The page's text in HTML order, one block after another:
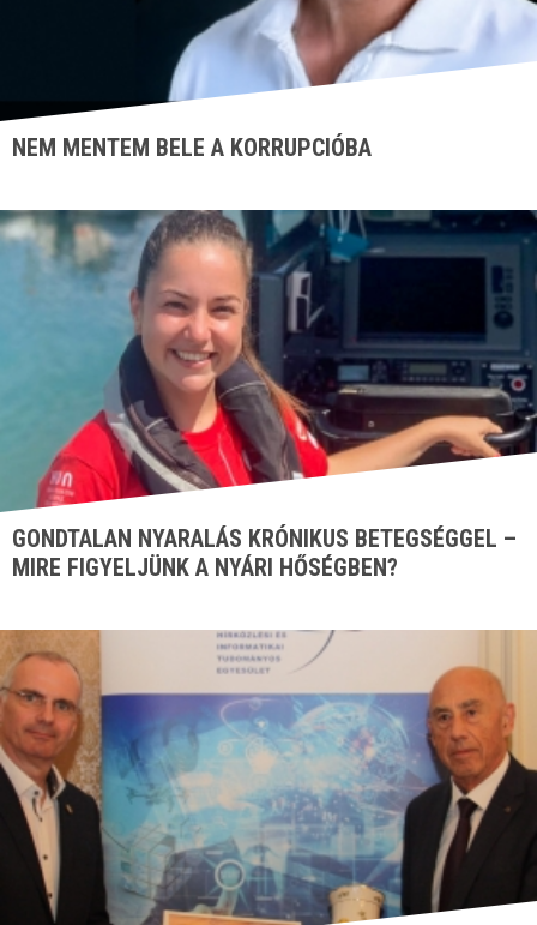
NEM MENTEM BELE A KORRUPCIÓBA
GONDTALAN NYARALÁS KRÓNIKUS BETEGSÉGGEL –
MIRE FIGYELJÜNK A NYÁRI HŐSÉGBEN?